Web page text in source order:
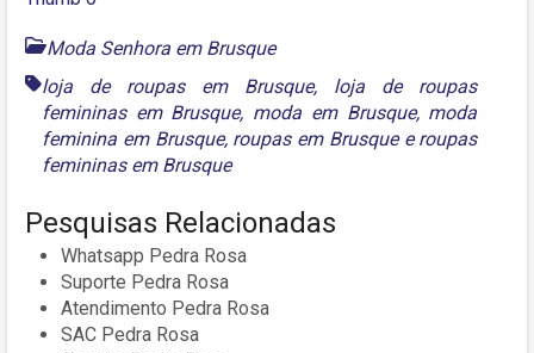
Moda Senhora em Brusque
loja de roupas em Brusque, loja de roupas
femininas em Brusque, moda em Brusque, moda
feminina em Brusque, roupas em Brusqueeroupas
femininas em Brusque
Pesquisas Relacionadas
Whatsapp Pedra Rosa
Suporte Pedra Rosa
Atendimento Pedra Rosa
SAC Pedra Rosa